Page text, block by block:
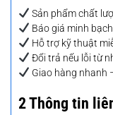
Sản phẩm chất
Báo giá minh
Hỗ trợ kỹ thuật
Đổi trả nếu lỗi từ
Giao hàng nhanh
2 Thông tin